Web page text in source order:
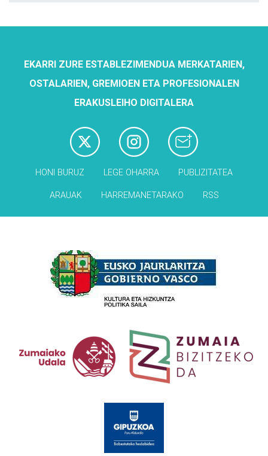
EKARRI ZURE ESTABLEZIMENDUA MERKATARIEN,
OSTALARIEN, GREMIOEN ETA PROFESIONALEN
ERAKUSLEIHO DIGITALERA
HONI BURUZ LEGE OHARRA PUBLIZITATEA
ARAUAK HARREMANETARAKO RSS